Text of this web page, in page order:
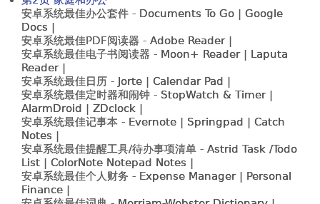
安卓系统最佳办公套件 -Documents To Go | Google
Docs |
安卓系统最佳PDF阅读器 -Adobe Reader |
安卓系统最佳电子书阅读器 -Moon+ Reader | Laputa
Reader |
安卓系统最佳日历 -Jorte | Calendar Pad |
安卓系统最佳定时器和闹钟 -StopWatch & Timer |
AlarmDroid | ZDclock |
安卓系统最佳记事本 -Evernote | Springpad | Catch
Notes |
安卓系统最佳提醒工具/待办事项清单 -Astrid Task /Todo
List | ColorNote Notepad Notes |
安卓系统最佳个人财务 -Expense Manager | Personal
Finance |